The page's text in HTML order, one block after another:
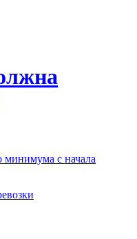
минимума с начала